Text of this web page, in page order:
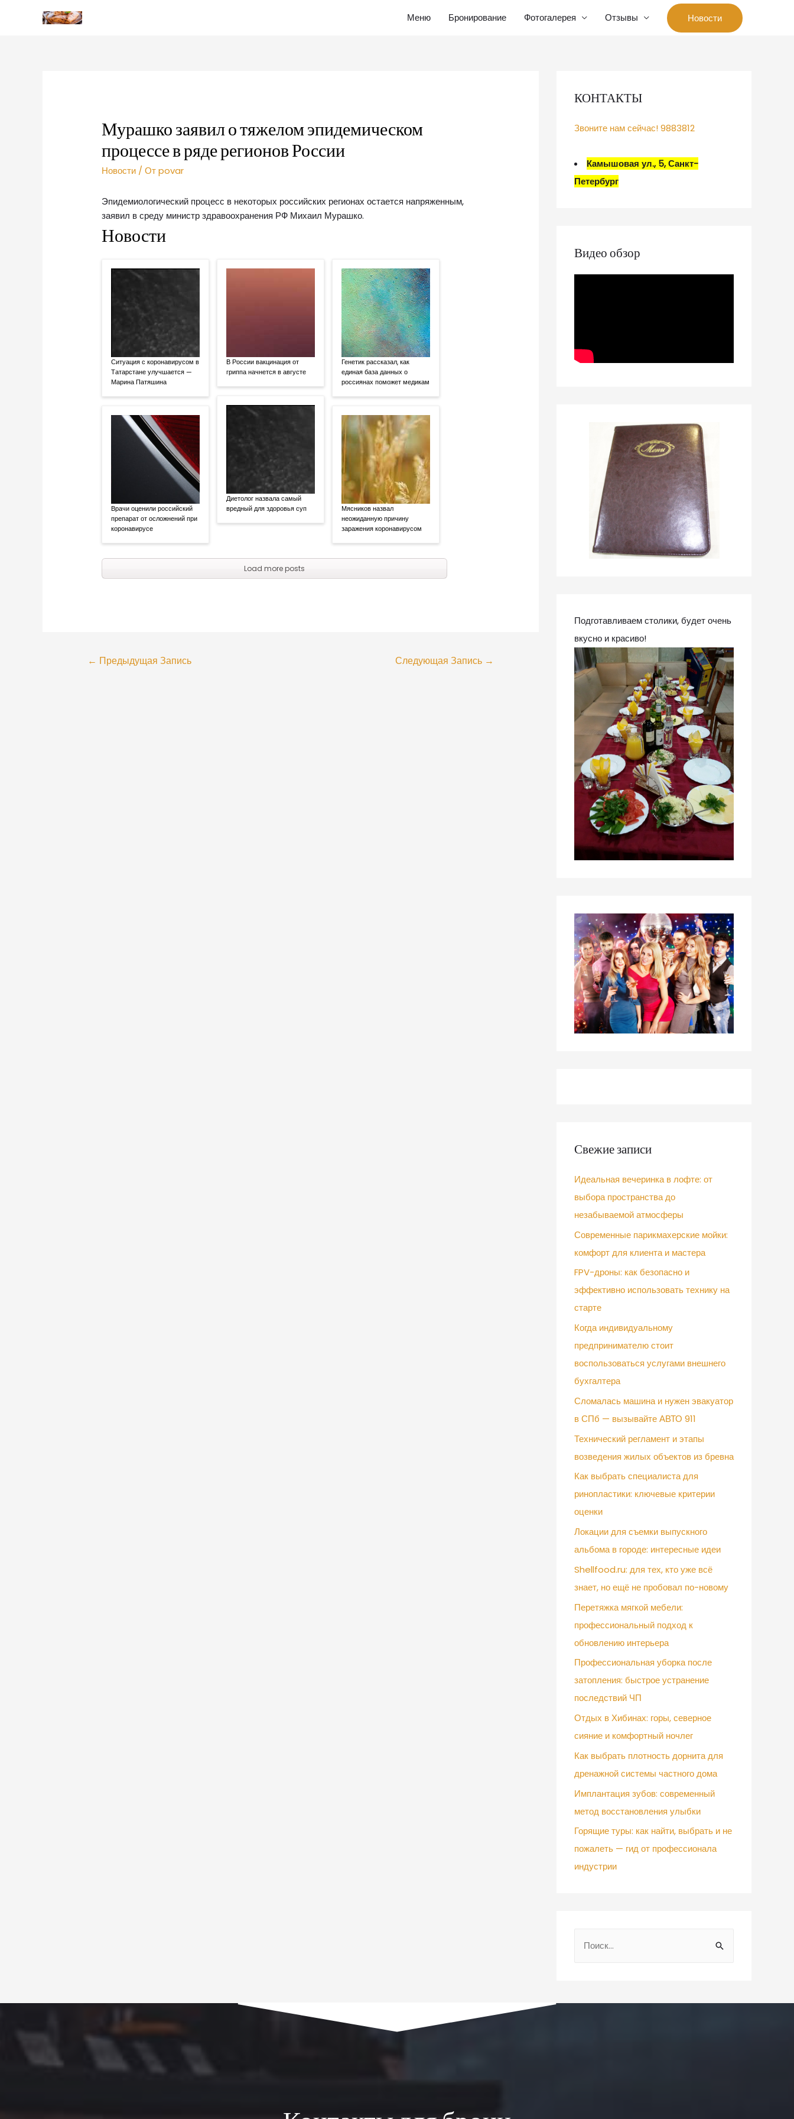
Меню Бронирование Фотогалерея Отзывы Новости
Мурашко заявил о тяжелом эпидемическом
процессе в ряде регионов России
Новости / Отpovar
Эпидемиологический процесс в некоторых российских регионах остается напряженным,
заявил в среду министр здравоохранения РФ Михаил Мурашко.
Новости
Ситуация с коронавирусом в
Татарстане улучшается —
Марина Патяшина
Врачи оценили российский
препарат от осложнений при
коронавирусе
В России вакцинация от
гриппа начнется в августе
Диетолог назвала самый
вредный для здоровья суп
Генетик рассказал, как
единая база данных о
россиянах поможет медикам
Мясников назвал
неожиданную причину
заражения коронавирусом
Load more posts
← Предыдущая Запись Следующая Запись →
КОНТАКТЫ
Звоните нам сейчас! 9883812
Камышовая ул., 5, Санкт-
Петербург
Видео обзор
Подготавливаем столики, будет очень
вкусно и красиво!
Свежие записи
Идеальная вечеринка в лофте: от
выбора пространства до
незабываемой атмосферы
Современные парикмахерские мойки:
комфорт для клиента и мастера
FPV-дроны: как безопасно и
эффективно использовать технику на
старте
Когда индивидуальному
предпринимателю стоит
воспользоваться услугами внешнего
бухгалтера
Сломалась машина и нужен эвакуатор
в СПб — вызывайте АВТО 911
Технический регламент и этапы
возведения жилых объектов из бревна
Как выбрать специалиста для
ринопластики: ключевые критерии
оценки
Локации для съемки выпускного
альбома в городе: интересные идеи
Shellfood.ru: для тех, кто уже всё
знает, но ещё не пробовал по-новому
Перетяжка мягкой мебели:
профессиональный подход к
обновлению интерьера
Профессиональная уборка после
затопления: быстрое устранение
последствий ЧП
Отдых в Хибинах: горы, северное
сияние и комфортный ночлег
Как выбрать плотность дорнита для
дренажной системы частного дома
Имплантация зубов: современный
метод восстановления улыбки
Горящие туры: как найти, выбрать и не
пожалеть — гид от профессионала
индустрии